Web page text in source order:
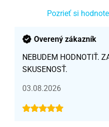
Pozrieť si
Overený zákazník
NEBUDEM HODNOTIŤ.
SKUSENOSŤ.
03.08.2026